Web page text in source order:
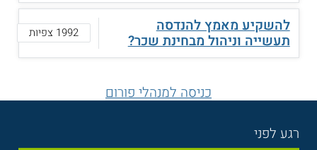
להשקיע מאמץ להנדסה
תעשייה וניהול מבחינת שכר? 1992 צפיות
כניסה למנהלי פורום
רגע לפני